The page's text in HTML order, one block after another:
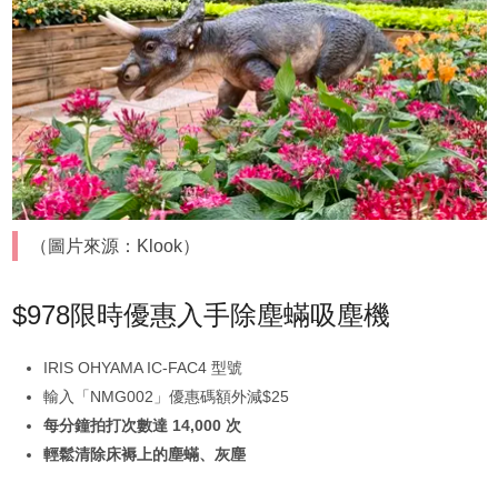
（圖片來源：Klook）
$978限時優惠入手除塵蟎吸塵機
IRIS OHYAMA IC-FAC4 型號
輸入「NMG002」優惠碼額外減$25
每分鐘拍打次數達 14,000 次
輕鬆清除床褥上的塵蟎、灰塵